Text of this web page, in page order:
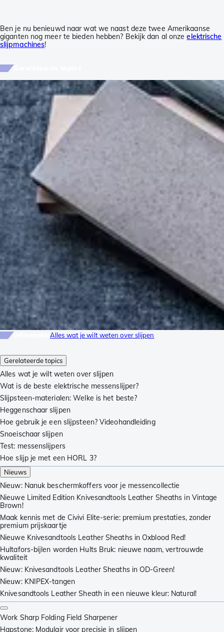
Gerelateerde topics
Alles wat je wilt weten over slijpen
Wat is de beste elektrische messenslijper?
Slijpsteen-materialen: Welke is het beste?
Heggenschaar slijpen
Hoe gebruik je een slijpsteen? Videohandleiding
Snoeischaar slijpen
Test: messenslijpers
Hoe slijp je met een HORL 3?
Nieuws
Nieuw: Nanuk beschermkoffers voor je messencollectie
Nieuwe Limited Edition Knivesandtools Leather Sheaths in Vintage
Brown!
Maak kennis met de Civivi Elite-serie: premium prestaties, zonder
premium prijskaartje
Nieuwe Knivesandtools Leather Sheaths in Oxblood Red!
Hultafors-bijlen worden Hults Bruk: nieuwe naam, vertrouwde
kwaliteit
Nieuw: Knivesandtools Leather Sheaths in OD-Green!
Nieuw: KNIPEX-tangen
Knivesandtools Leather Sheath in een nieuwe kleur: Natural!
Work Sharp Folding Field Sharpener
Hapstone: Modulair voor precisie in slijpen
Ben je nu benieuwd naar wat we naast deze twee Amerikaanse
giganten nog meer te bieden hebben? Bekijk dan al onzeelektrische
slijpmachines!
Alles wat je wilt weten over slijpen